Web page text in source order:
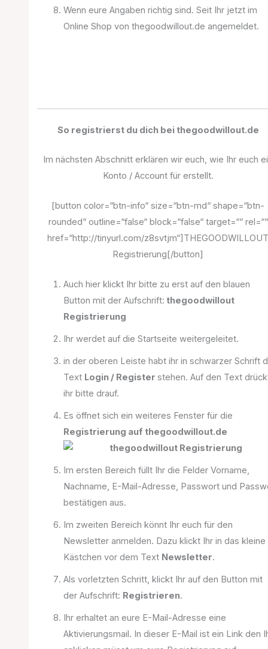
Wenn eure Angaben richtig sind. Seit Ihr jetzt im
Online Shop von thegoodwillout.de angemeldet.
So registrierst du dich bei thegoodwillout.de
Im nächsten Abschnitt erklären wir euch, wie Ihr euch
Konto / Account für erstellt.
[button color=“btn-info“ size=“btn-md“ shape=“btn-
rounded“ outline=“false“ block=“false“ target=““ rel=““
href=“http://tinyurl.com/z8svtjm“]THEGOODWILLOUT
Registrierung[/button]
Auch hier klickt Ihr bitte zu erst auf den blauen
Button mit der Aufschrift: thegoodwillout
Registrierung
Ihr werdet auf die Startseite weitergeleitet.
in der oberen Leiste habt ihr in schwarzer Schrift
Text Login / Registerstehen. Auf den Text
ihr bitte drauf.
Es öffnet sich ein weiteres Fenster für die
Registrierung auf thegoodwillout.de
Im ersten Bereich füllt Ihr die Felder Vorname,
Nachname, E-Mail-Adresse, Passwort und
bestätigen aus.
Im zweiten Bereich könnt Ihr euch für den
Newsletter anmelden. Dazu klickt Ihr in das kleine
Kästchen vor dem Text Newsletter.
Als vorletzten Schritt, klickt Ihr auf den Button mit
der Aufschrift: Registrieren.
Ihr erhaltet an eure E-Mail-Adresse eine
Aktivierungsmail. In dieser E-Mail ist ein Link den